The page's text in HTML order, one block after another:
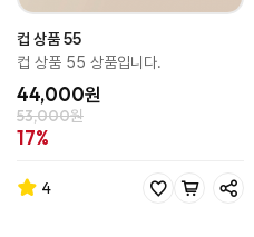
컵 상품 55
컵 상품 55 상품입니다.
44,000원
53,000원
17%
4